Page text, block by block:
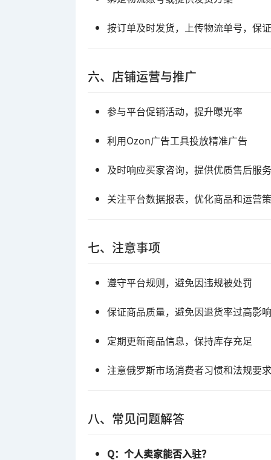
按订单及时发货，上传物流单号，保
六、店铺运营与推广
参与平台促销活动，提升曝光率
利用Ozon广告工具投放精准广告
及时响应买家咨询，提供优质售后服务
关注平台数据报表，优化商品和运营
七、注意事项
遵守平台规则，避免因违规被处罚
保证商品质量，避免因退货率过高影
定期更新商品信息，保持库存充足
注意俄罗斯市场消费者习惯和法规要求
八、常见问题解答
Q：个人卖家能否入驻？